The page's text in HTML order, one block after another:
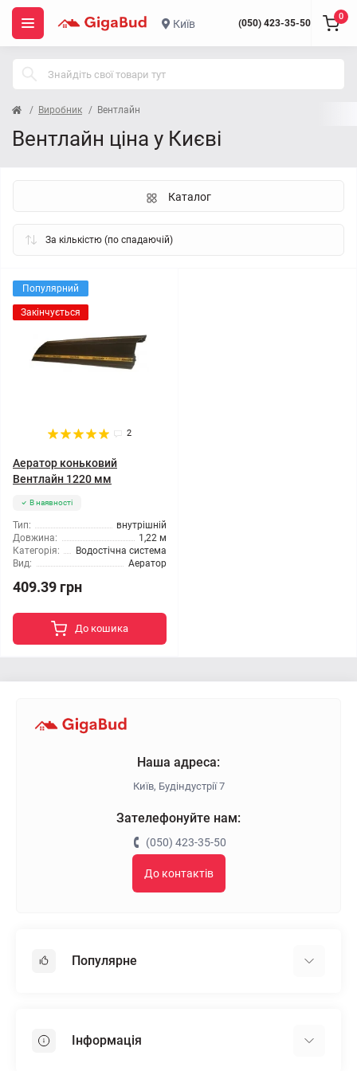
Київ (050) 423-35-50
0
Виробник Вентлайн
Вентлайн ціна у Києві
Каталог
Популярний
Закінчується
2
Аератор коньковий
Вентлайн 1220 мм
В наявності
Тип:
внутрішній
Довжина:
1,22 м
Категорія:
Водостічна система
Вид:
Аератор
409.39 грн
До кошика
Наша адреса:
Київ, Будіндустрії 7
Зателефонуйте нам:
(050) 423-35-50
До контактів
Популярне
Пінопласт
Інформація